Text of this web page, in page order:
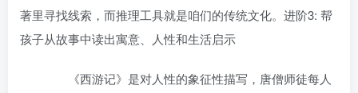
著里寻找线索，而推理工具就是咱们的传统文化。进阶3: 帮
孩子从故事中读出寓意、人性和生活启示
《西游记》是对人性的象征性描写，唐僧师徒每人